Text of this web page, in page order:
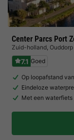
Center Parcs Port
Zuid-holland, Ouddorp
7.1 Goed
Op loopafstand
Eindeloze
Met een